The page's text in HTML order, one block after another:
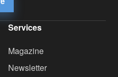
Services
Magazine
Newsletter